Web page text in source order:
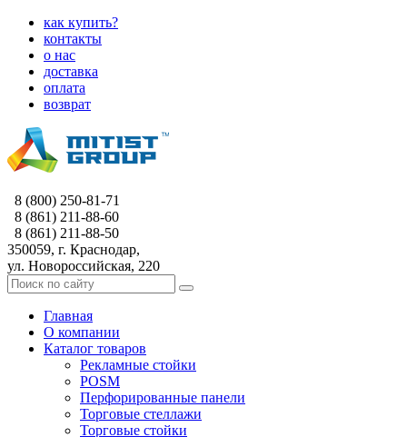
как купить?
контакты
о нас
доставка
оплата
возврат
8 (800) 250-81-71
8 (861) 211-88-60
8 (861) 211-88-50
350059, г. Краснодар,
ул. Новороссийская, 220
Главная
О компании
Каталог товаров
Рекламные стойки
POSM
Перфорированные панели
Торговые стеллажи
Торговые стойки